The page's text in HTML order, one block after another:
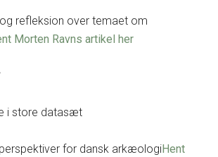
refleksion over temaet om
Morten Ravns artikel her
i store datasæt
for dansk arkæologiHent